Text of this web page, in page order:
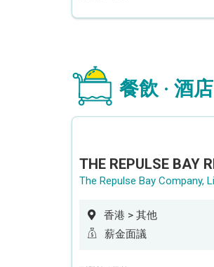
餐飲 · 酒店
香港 > 其他
薪金面議